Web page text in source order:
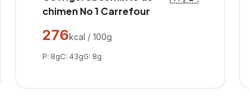
chimen No 1 Carrefour
276kcal / 100g
P: 8gC: 43gG: 8g